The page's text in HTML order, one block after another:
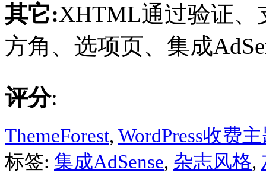
其它:XHTML通过验证、
方角、选项页、集成
评分:
ThemeForest, WordPress收费
标签: 集成AdSense, 杂志风格,